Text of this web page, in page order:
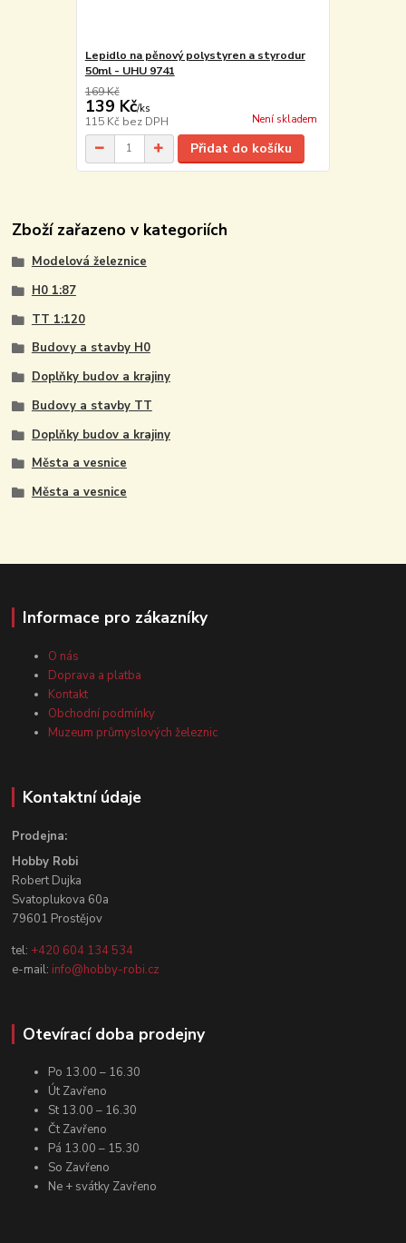
Lepidlo na pěnový polystyren a styrodur
50ml - UHU 9741
169 Kč
139 Kč/ks
115 Kč bez DPH Není skladem
Přidat do košíku
Zboží zařazeno v kategoriích
Modelová železnice
H0 1:87
TT 1:120
Budovy a stavby H0
Doplňky budov a krajiny
Budovy a stavby TT
Doplňky budov a krajiny
Města a vesnice
Města a vesnice
Informace pro zákazníky
O nás
Doprava a platba
Kontakt
Obchodní podmínky
Muzeum průmyslových železnic
Kontaktní údaje
Prodejna:
Hobby Robi
Robert Dujka
Svatoplukova 60a
79601 Prostějov
tel: +420 604 134 534
e-mail: info@hobby-robi.cz
Otevírací doba prodejny
Po 13.00 – 16.30
Út Zavřeno
St 13.00 – 16.30
Čt Zavřeno
Pá 13.00 – 15.30
So Zavřeno
Ne + svátky Zavřeno